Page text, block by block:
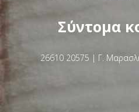
Σύντομα
26610 20575 | Γ.